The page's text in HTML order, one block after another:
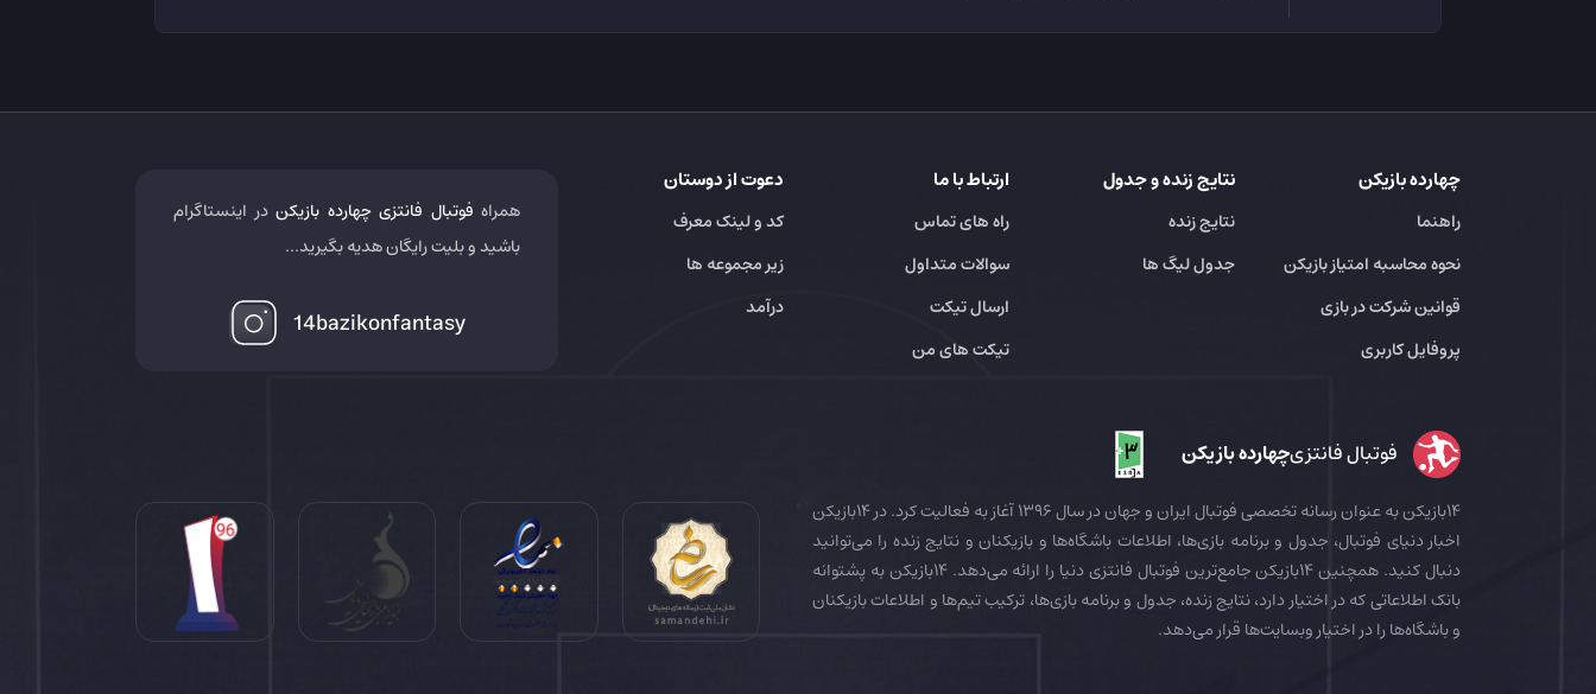
چهارده بازیکن
راهنما
نحوه محاسبه امتیاز بازیکن
قوانین شرکت در بازی
پروفایل کاربری
نتایج زنده و جدول
نتایج زنده
جدول لیگ ها
ارتباط با ما
راه های تماس
سوالات متداول
ارسال تیکت
تیکت های من
دعوت از دوستان
کد و لینک معرف
زیر مجموعه ها
درآمد
همراه فوتبال فانتزی چهارده بازیکن در اینستاگرام
باشید و بلیت رایگان هدیه بگیرید...
14bazikonfantasy
فوتبال فانتزیچهارده بازیکن
14بازیکن به عنوان رسانه تخصصی فوتبال ایران و جهان در سال 1396 آغاز به فعالیت کرد. در 14بازیکن
اخبار دنیای فوتبال، جدول و برنامه بازی‌ها، اطلاعات باشگاه‌ها و بازیکنان و نتایج زنده را می‌توانید
دنبال کنید. همچنین 14بازیکن جامع‌ترین فوتبال فانتزی دنیا را ارائه می‌دهد. 14بازیکن به پشتوانه
بانک اطلاعاتی که در اختیار دارد، نتایج زنده، جدول و برنامه بازی‌ها، ترکیب تیم‌ها و اطلاعات بازیکنان
و باشگاه‌ها را در اختیار وبسایت‌ها قرار می‌دهد.